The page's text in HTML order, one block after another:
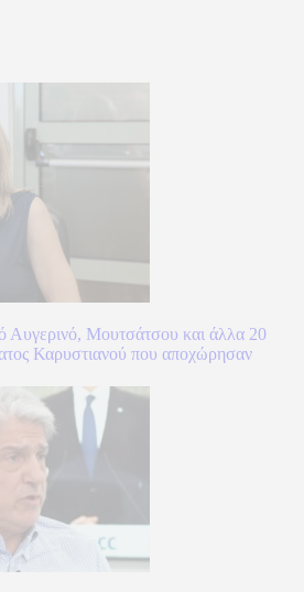
Αυγερινό, Μουτσάτσου και άλλα 20
Καρυστιανού που αποχώρησαν